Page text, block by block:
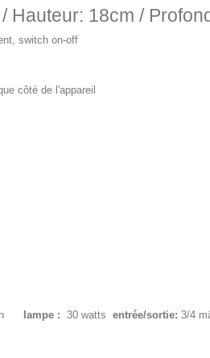
Hauteur: 18cm /
switch on-off
côté de l'appareil
lampe : 30 watts entrée/sortie: 3/4